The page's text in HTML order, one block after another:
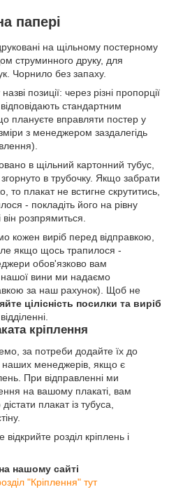
папері
на щільному постерному
струминного друку, для
Чорнило без запаху.
позиції: через різні пропорції
стандартним
вправляти постер у
з менеджером заздалегідь
в щільний картонний тубус,
в трубочку. Якщо забрати
плакат не встигне скрутитись,
- покладіть його на рівну
розпрямиться.
кожен виріб перед відправкою,
якщо щось трапилося -
обов'язково вам
нашої вини ми надаємо
за наш рахунок). Щоб не
цілісність посилки та виріб
кріплення
за потреби додайте їх до
наших менеджерів, якщо є
При відправленні ми
на вашому плакаті, вам
плакат із тубуса,
розділ кріплень і
на нашому сайті
"Кріплення" тут